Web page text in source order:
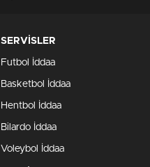
SERVİSLER
Futbol İddaa
Basketbol İddaa
Hentbol İddaa
Bilardo İddaa
Voleybol İddaa